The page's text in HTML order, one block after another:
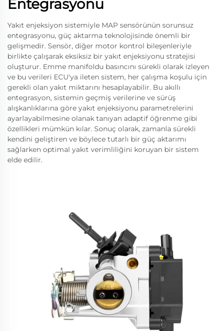
Entegrasyonu
Yakıt enjeksiyon sistemiyle MAP sensörünün sorunsuz
entegrasyonu, güç aktarma teknolojisinde önemli bir
gelişmedir. Sensör, diğer motor kontrol bileşenleriyle
birlikte çalışarak eksiksiz bir yakıt enjeksiyonu stratejisi
oluşturur. Emme manifoldu basıncını sürekli olarak izleyen
ve bu verileri ECU'ya ileten sistem, her çalışma koşulu için
gerekli olan yakıt miktarını hesaplayabilir. Bu akıllı
entegrasyon, sistemin geçmiş verilerine ve sürüş
alışkanlıklarına göre yakıt enjeksiyonu parametrelerini
ayarlayabilmesine olanak tanıyan adaptif öğrenme gibi
özellikleri mümkün kılar. Sonuç olarak, zamanla sürekli
kendini geliştiren ve böylece tutarlı bir güç aktarımı
sağlarken optimal yakıt verimliliğini koruyan bir sistem
elde edilir.